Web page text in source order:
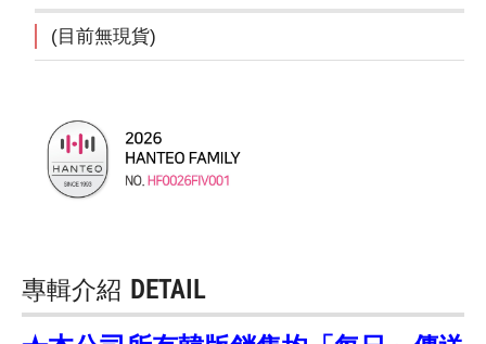
(目前無現貨)
專輯介紹 DETAIL